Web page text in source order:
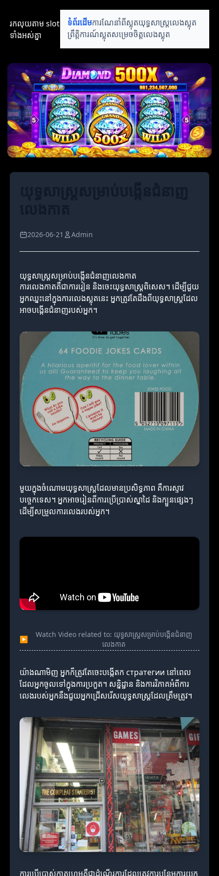
រកលុយតាម​ slot​​
ទាំងអស់គ្នា
ទំព័រដើមការណែនាំពីស្លុតយុទ្ធសាស្ត្រលេងស្លុត
ព្រឹត្តិការណ៍ស្លុតសម្រេចចិត្តលេងស្លុត
2026-06-21 Admin
យុទ្ធសាស្ត្រសម្រាប់បង្កើនជំនាញលេងកាត
ការលេងកាតគឺជាការរៀន និងចេះយុទ្ធសាស្ត្រពិសេស។ ដើម្បីជួយ
អ្នកឈ្នះនៅក្នុងការលេងស្លុតនេះ អ្នកត្រូវតែដឹងពីយុទ្ធសាស្ត្រដែល
អាចបង្កើនជំនាញរបស់អ្នក។
មួយក្នុងចំណោមយុទ្ធសាស្ត្រដែលមានប្រសិទ្ធភាព គឺការស្ទាវ
បច្ចេកទេស។ អ្នកអាចរៀនពីការប្រើប្រាស់ស្នាដៃ និងក្បួនផ្សេងៗ
ដើម្បីសម្រួលការលេងរបស់អ្នក។
▶
Watch Video related to: យុទ្ធសាស្ត្រសម្រាប់បង្កើនជំនាញ
លេងកាត
យ៉ាងណាមិញ អ្នកក៏ត្រូវតែចេះបង្កើតក стратегии នៅពេល
ដែលអ្នកចូលទៅក្នុងការប្រកួត។ សន្និដ្ឋាន និងការវិភាគអំពីការ
លេងរបស់អ្នកនឹងជួយអ្នកជ្រើសរើសយុទ្ធសាស្ត្រដែលត្រឹមត្រូវ។
ការប្រើប្រាស់កាតហ្គេមគឺជាដំណើរការដែលត្រូវការបន្ថែមការយក